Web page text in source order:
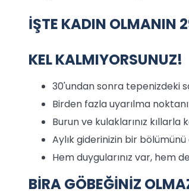
İŞTE KADIN OLMANIN
KEL KALMIYORSUNUZ!
30'undan sonra tepenizdeki
Birden fazla uyarılma
Burun ve kulaklarınız kıllarla
Aylık giderinizin bir
Hem duygularınız var, hem
BİRA GÖBEĞİNİZ